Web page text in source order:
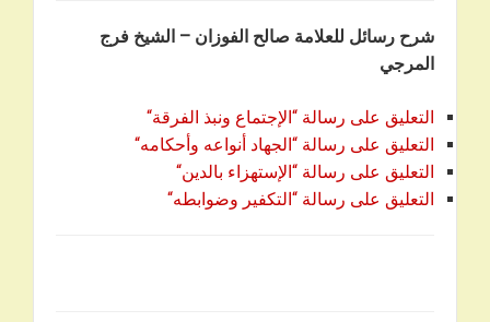
شرح رسائل للعلامة صالح الفوزان – الشيخ فرج
المرجي
التعليق على رسالة “الإجتماع ونبذ الفرقة“
التعليق على رسالة “الجهاد أنواعه وأحكامه“
التعليق على رسالة “الإستهزاء بالدين“
التعليق على رسالة “التكفير وضوابطه“